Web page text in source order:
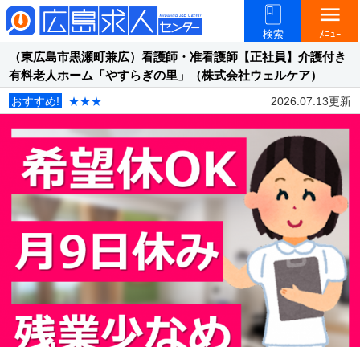
検索
menu
ﾒﾆｭｰ
（東広島市黒瀬町兼広）看護師・准看護師【正社員】介護付き
有料老人ホーム「やすらぎの里」（株式会社ウェルケア）
おすすめ! ★★★ 2026.07.13更新